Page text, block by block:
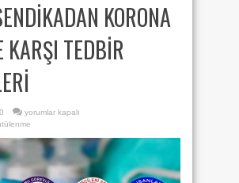
KORONA
KARŞI TEDBİR
DÖRT
KORONA
VİRÜSE
KARŞI
TEDBİR
ÖNERİLERİ
yorumlar kapalı